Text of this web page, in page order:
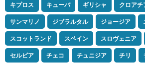
キプロス
キューバ ギリシャ クロアチ
サンマリノ
ジブラルタル ジョージア
スコットランド
スペイン スロヴェニア
セルビア
チェコ チュニジア チリ